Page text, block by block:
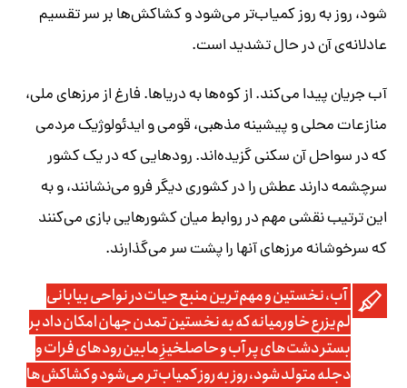
شود، روز به روز کمیاب‌تر می‌شود و کشاکش‌ها بر سر تقسیم
عادلانه‌ی آن در حال تشدید است.
آب جریان پیدا می‌کند. از کوه‌ها به دریاها. فارغ از مرزهای ملی،
منازعات محلی و پیشینه مذهبی، قومی و ایدئولوژیک مردمی
که در سواحل آن سکنی گزیده‌اند. رودهایی که در یک کشور
سرچشمه دارند عطش را در کشوری دیگر فرو می‌نشانند، و به
این ترتیب نقشی مهم در روابط میان کشورهایی بازی می‌کنند
که سرخوشانه مرزهای آنها را پشت سر می‌گذارند.
آب، نخستین و مهم‌ترین منبع حیات در نواحی بیابانی
لم‌یزرعِ خاورمیانه که به نخستین تمدن جهان امکان داد بر
بستر دشت‌های پر آب و حاصلخیزِ مابین رودهای فرات و
دجله متولد شود، روز به روز کمیاب‌تر می‌شود و کشاکش‌ها